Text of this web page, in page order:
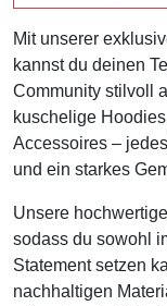
Mit unserer
kannst du deinen
Community stilvoll
kuschelige
Accessoires –
und ein starkes
Unsere
sodass du sowohl
Statement setzen
nachhaltigen